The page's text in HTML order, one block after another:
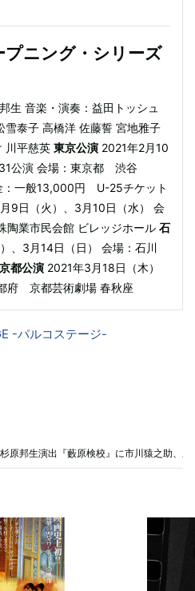
プニング・シリーズ
生 音楽・演奏：益田トッシュ
雪泰子 高橋洋 佐藤誓 宮地雅子
川平慈英 東京公演 2021年2月10
公演 会場：東京都 渋谷
：一般13,000円 U-25チケット
9日（火）、3月10日（水） 会
業市民会館 ビレッジホール 石
、3月14日（日） 会場：石川
京都公演 2021年3月18日（木）
府 京都芸術劇場 春秋座
-パルコステージ-
原邦生演出『藪原検校』に市川猿之助、